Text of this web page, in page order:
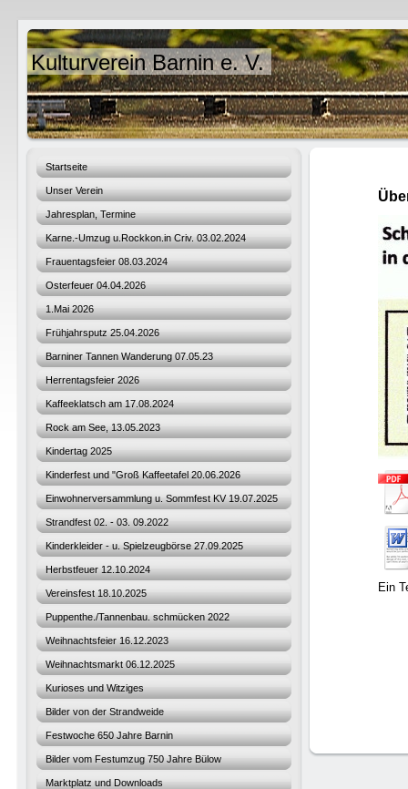
Kulturverein Barnin e. V.
Startseite
Unser Verein
Jahresplan, Termine
Karne.-Umzug u.Rockkon.in Criv. 03.02.2024
Frauentagsfeier 08.03.2024
Osterfeuer 04.04.2026
1.Mai 2026
Frühjahrsputz 25.04.2026
Barniner Tannen Wanderung 07.05.23
Herrentagsfeier 2026
Kaffeeklatsch am 17.08.2024
Rock am See, 13.05.2023
Kindertag 2025
Kinderfest und "Groß Kaffeetafel 20.06.2026
Einwohnerversammlung u. Sommfest KV 19.07.2025
Strandfest 02. - 03. 09.2022
Kinderkleider - u. Spielzeugbörse 27.09.2025
Herbstfeuer 12.10.2024
Vereinsfest 18.10.2025
Puppenthe./Tannenbau. schmücken 2022
Weihnachtsfeier 16.12.2023
Weihnachtsmarkt 06.12.2025
Kurioses und Witziges
Bilder von der Strandweide
Festwoche 650 Jahre Barnin
Bilder vom Festumzug 750 Jahre Bülow
Marktplatz und Downloads
Ein